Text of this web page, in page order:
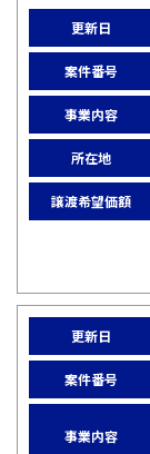
更新日
案件番号
事業内容
所在地
譲渡希望価額
更新日
案件番号
事業内容